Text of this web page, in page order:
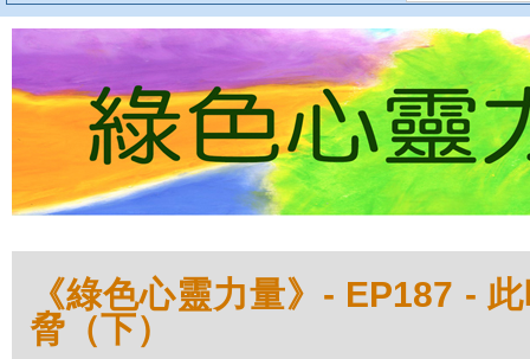
《綠色心靈力量》- EP187 -
脅（下）